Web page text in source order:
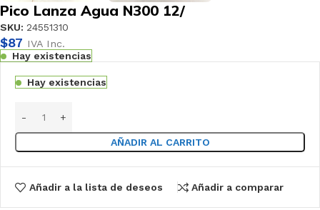
Pico Lanza Agua N300 12/
SKU: 24551310
$87 IVA Inc.
Hay existencias
Hay existencias
AÑADIR AL CARRITO
Añadir a la lista de deseos Añadir a comparar